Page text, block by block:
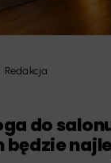
Redakcja
do